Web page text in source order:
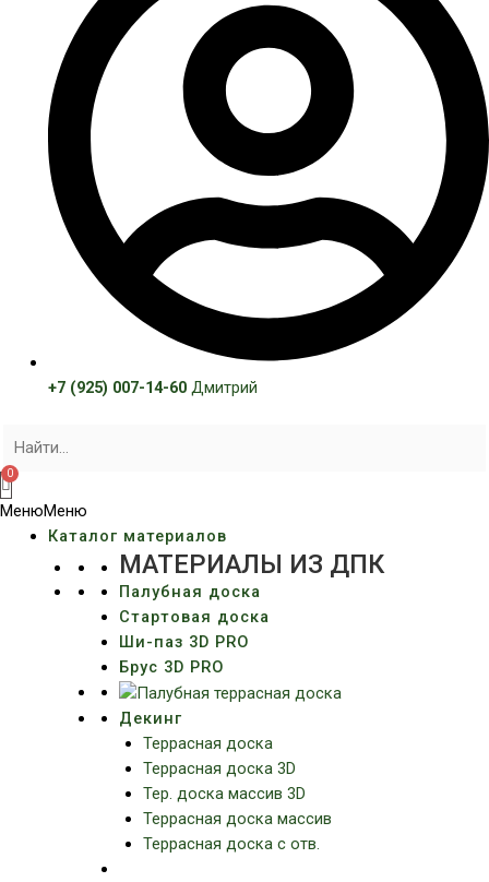
+7 (925) 007-14-60Дмитрий
МенюМеню
Каталог материалов
МАТЕРИАЛЫ ИЗ ДПК
Палубная доска
Стартовая доска
Ши-паз 3D PRO
Брус 3D PRO
Декинг
Террасная доска
Террасная доска 3D
Тер. доска массив 3D
Террасная доска массив
Террасная доска с отв.